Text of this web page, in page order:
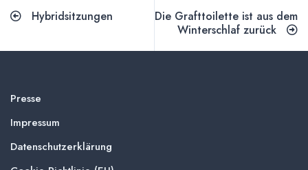
Hybridsitzungen
Die Grafttoilette ist aus dem
Winterschlaf zurück
Presse
Impressum
Datenschutzerklärung